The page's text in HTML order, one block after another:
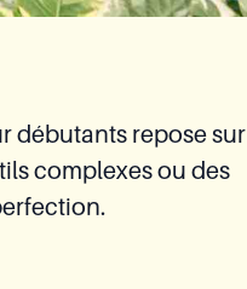
débutants repose sur
complexes ou des